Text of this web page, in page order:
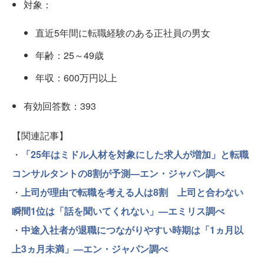
対象：
直近5年間に転職経験のある正社員の男女
年齢：25～49歳
年収：600万円以上
有効回答数：393
【関連記事】
・
「25年はミドル人材を対象にした求人が増加」と転職
コンサルタントの8割が予測—エン・ジャパン調べ
・ 上司が理由で転職を考える人は8割 上司と合わない
瞬間1位は「話を聞いてくれない」—エミリス調べ
・ 中途入社者が退職につながりやすい時期は「1ヵ月以
上3ヵ月未満」—エン・ジャパン調べ